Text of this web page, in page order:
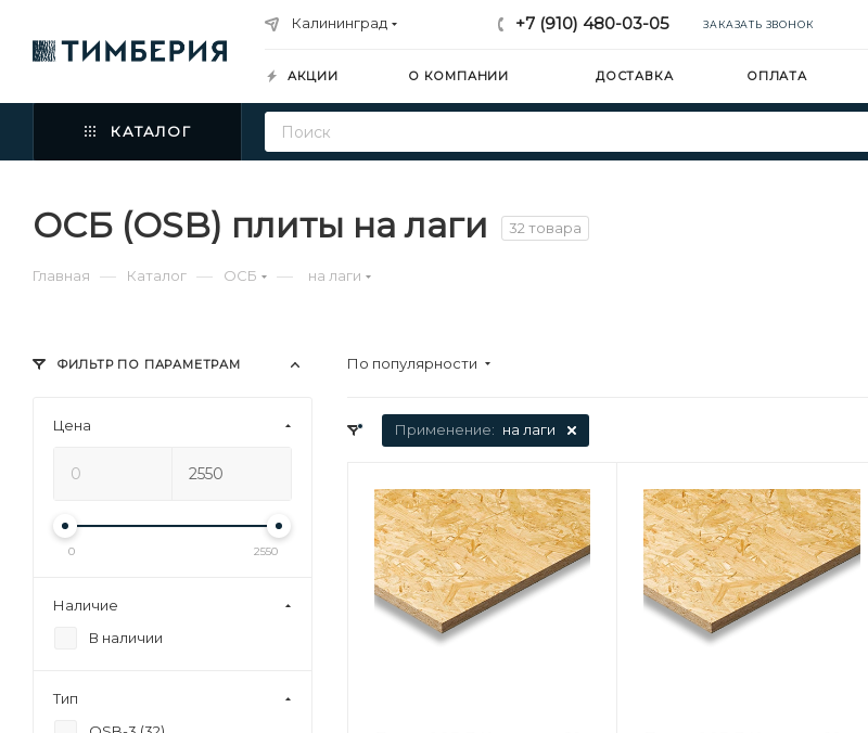
Калининград +7 (910) 480-03-05 ЗАКАЗАТЬ ЗВОНОК
АКЦИИ О КОМПАНИИ ДОСТАВКА ОПЛАТА
КАТАЛОГ
ОСБ (OSB) плиты на лаги 32 товара
Главная — Каталог — ОСБ — на лаги
По популярности
Применение: на лаги
ФИЛЬТР ПО ПАРАМЕТРАМ
Цена
0 2550
Наличие
В наличии
Тип